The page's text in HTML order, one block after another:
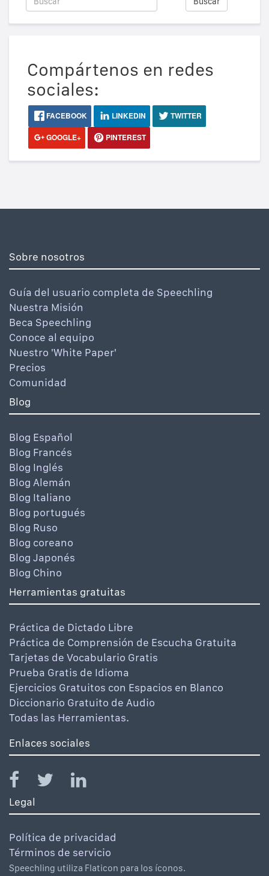
Compártenos en redes
sociales:
FACEBOOK LINKEDIN
TWITTER
GOOGLE+
PINTEREST
Sobre nosotros
Guía del usuario completa de Speechling
Nuestra Misión
Beca Speechling
Conoce al equipo
Nuestro 'White Paper'
Precios
Comunidad
Blog
Blog Español
Blog Francés
Blog Inglés
Blog Alemán
Blog Italiano
Blog portugués
Blog Ruso
Blog coreano
Blog Japonés
Blog Chino
Herramientas gratuitas
Práctica de Dictado Libre
Práctica de Comprensión de Escucha Gratuita
Tarjetas de Vocabulario Gratis
Prueba Gratis de Idioma
Ejercicios Gratuitos con Espacios en Blanco
Diccionario Gratuito de Audio
Todas las Herramientas.
Enlaces sociales
Legal
Política de privacidad
Términos de servicio
Speechling utiliza Flaticon para los íconos.